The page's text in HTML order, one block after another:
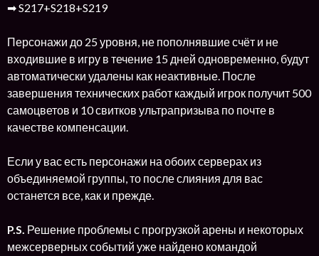
➡ S217+S218+S219
Персонажи до 25 уровня, не пополнявшие счёт и не
входившие в игру в течение 15 дней одновременно, будут
автоматически удалены как неактивные. После
завершения технических работ каждый игрок получит 500
самоцветов и 10 свитков ультрапризыва по почте в
качестве компенсации.
Если у вас есть персонажи на обоих серверах из
объединяемой группы, то после слияния для вас
останется все, как и прежде.
P.S. Решение проблемы с прогрузкой арены и некоторых
межсерверных событий уже найдено командой